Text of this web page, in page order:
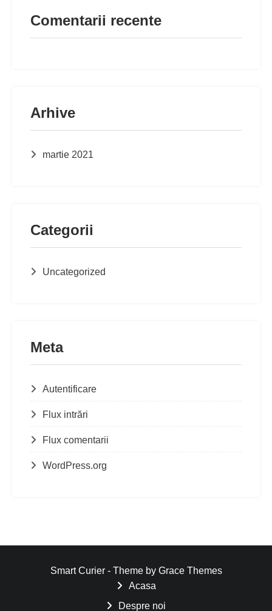
Comentarii recente
Arhive
martie 2021
Categorii
Uncategorized
Meta
Autentificare
Flux intrări
Flux comentarii
WordPress.org
Smart Curier - Theme by Grace Themes
Acasa
Despre noi